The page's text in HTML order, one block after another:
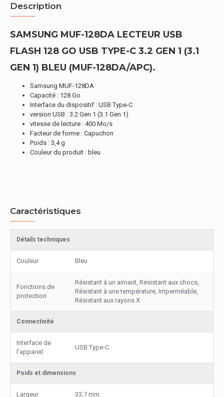
Description
SAMSUNG MUF-128DA LECTEUR USB
FLASH 128 GO USB TYPE-C 3.2 GEN 1 (3.1
GEN 1) BLEU (MUF-128DA/APC).
Samsung MUF-128DA
Capacité : 128 Go
Interface du dispositif : USB Type-C
version USB : 3.2 Gen 1 (3.1 Gen 1)
vitesse de lecture : 400 Mo/s
Facteur de forme : Capuchon
Poids : 3,4 g
Couleur du produit : bleu
Caractéristiques
Détails techniques
Couleur Bleu
Fonctions de
protection
Résistant à un aimant, Résistant aux chocs,
Résistant à une température, Imperméable,
Résistant aux rayons X
Connectivité
Interface de
l'appareil
USB Type-C
Poids et dimensions
Largeur 33,7 mm